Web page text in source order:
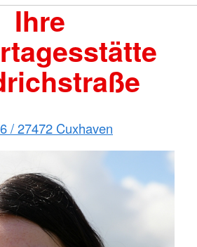
Ihre
/ 27472 Cuxhaven